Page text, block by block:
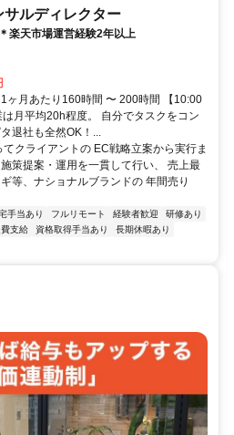
ルディレクター
楽天市場運営経験2年以上
ヶ月あたり160時間 〜 200時間 【10:00
月平均20h程度。 自分でタスクをコン
退社も全然OK！...
クライアントの EC戦略立案から実行ま
策提案・運用を一貫して行い、 売上最
等、ナショナルブランドの 年間売り
手当あり フルリモート 経験者歓迎
研修あり
支給 資格取得手当あり
長期休暇あり